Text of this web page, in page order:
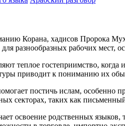
Корана, хадисов Пророка
разнообразных рабочих
теплое гостеприимство,
приводит к пониманию их
постичь ислам,
секторах, таких как
освоение родственных